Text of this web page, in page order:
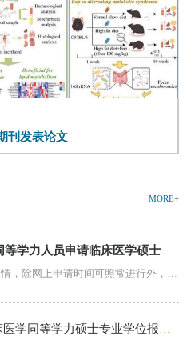
刊发表论文
MORE+
江汉大学2020年同等学力人员申请临床医学硕士专业学位招生简章
，除网上申请时间可照常进行外，其
将会根据国家最新通知调整待定...